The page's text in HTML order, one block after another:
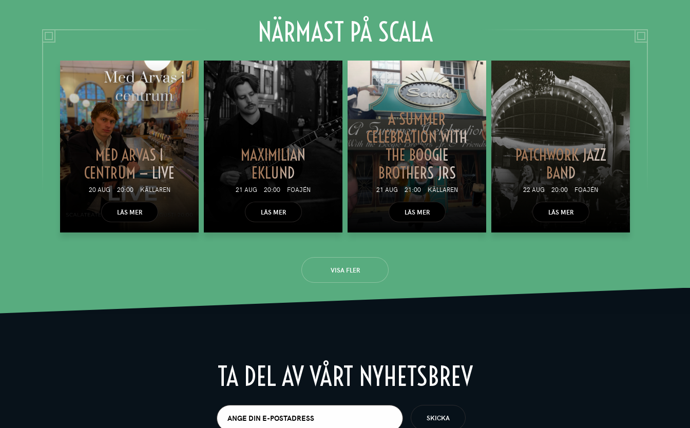
NÄRMAST PÅ SCALA
MED ARVAS I
CENTRUM — LIVE
20 AUG 20:00 KÄLLAREN
LÄS MER
MAXIMILIAN
EKLUND
21 AUG 20:00 FOAJÉN
LÄS MER
A SUMMER
CELEBRATION WITH
THE BOOGIE
BROTHERS JRS
21 AUG 21:00 KÄLLAREN
LÄS MER
PATCHWORK JAZZ
BAND
22 AUG 20:00 FOAJÉN
LÄS MER
VISA FLER
TA DEL AV VÅRT NYHETSBREV
E-
post